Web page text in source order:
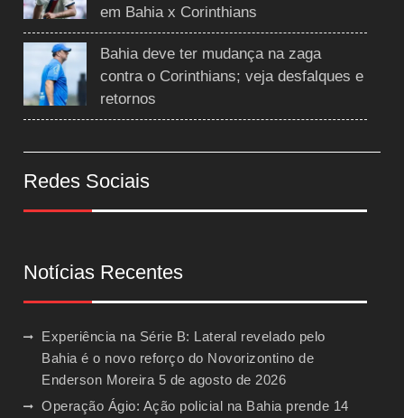
em Bahia x Corinthians
Bahia deve ter mudança na zaga
contra o Corinthians; veja desfalques e
retornos
Redes Sociais
Notícias Recentes
Experiência na Série B: Lateral revelado pelo
Bahia é o novo reforço do Novorizontino de
Enderson Moreira 5 de agosto de 2026
Operação Ágio: Ação policial na Bahia prende 14